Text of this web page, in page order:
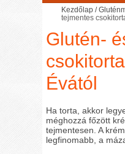
Kezdőlap /
tejmentes
Glutén-
Évától
Ha torta, akkor
méghozzá főzött
tejmentesen. A
legfinomabb, a